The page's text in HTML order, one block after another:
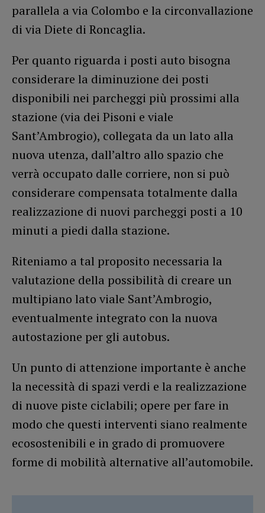
parallela a via Colombo e la circonvallazione
di via Diete di Roncaglia.
Per quanto riguarda i posti auto bisogna
considerare la diminuzione dei posti
disponibili nei parcheggi più prossimi alla
stazione (via dei Pisoni e viale
Sant’Ambrogio), collegata da un lato alla
nuova utenza, dall’altro allo spazio che
verrà occupato dalle corriere, non si può
considerare compensata totalmente dalla
realizzazione di nuovi parcheggi posti a 10
minuti a piedi dalla stazione.
Riteniamo a tal proposito necessaria la
valutazione della possibilità di creare un
multipiano lato viale Sant’Ambrogio,
eventualmente integrato con la nuova
autostazione per gli autobus.
Un punto di attenzione importante è anche
la necessità di spazi verdi e la realizzazione
di nuove piste ciclabili; opere per fare in
modo che questi interventi siano realmente
ecosostenibili e in grado di promuovere
forme di mobilità alternative all’automobile.